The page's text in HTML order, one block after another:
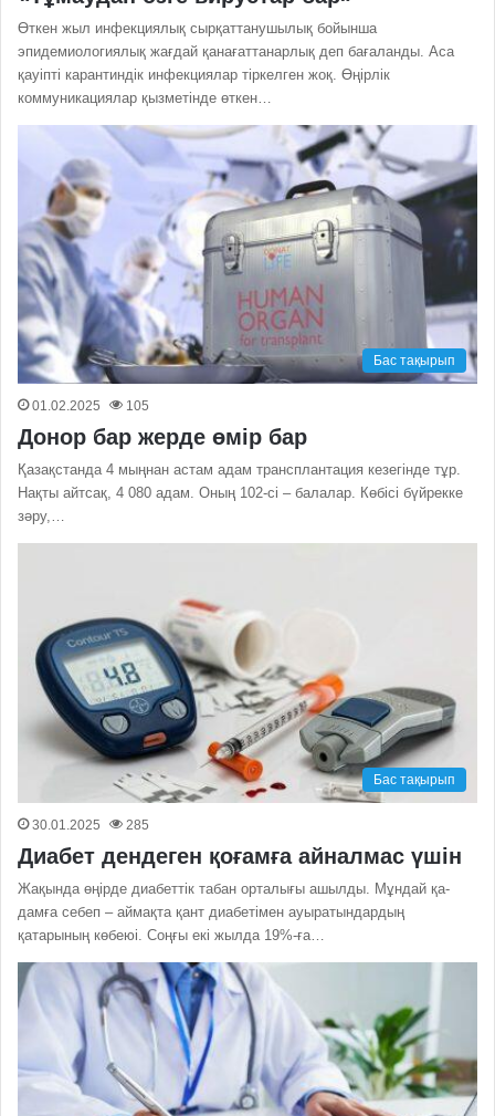
Өткен жыл инфекциялық сырқаттанушылық бойынша
эпидемиологиялық жағдай қанағаттанарлық деп бағаланды. Аса
қауіпті карантиндік инфекциялар тіркелген жоқ. Өңірлік
коммуникациялар қызметінде өткен…
Бас тақырып
01.02.2025 105
Донор бар жерде өмір бар
Қазақстанда 4 мыңнан астам адам трансплантация кезегінде тұр.
Нақты айтсақ, 4 080 адам. Оның 102-сі – балалар. Көбісі бүйрекке
зәру,…
Бас тақырып
30.01.2025 285
Диабет дендеген қоғамға айналмас үшін
Жақында өңірде диабеттік табан орталығы ашылды. Мұндай қа­
дамға себеп – аймақта қант диабетімен ауыратындардың
қатарының көбеюі. Соңғы екі жылда 19%-ға…